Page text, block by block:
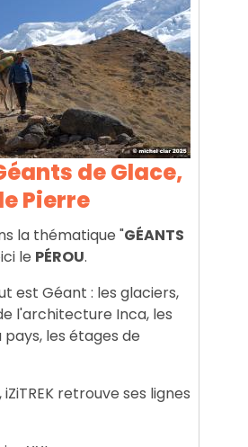
de Glace,
Pierre
la thématique "GÉANTS
le PÉROU.
est Géant : les glaciers,
l'architecture Inca, les
pays, les étages de
retrouve ses lignes